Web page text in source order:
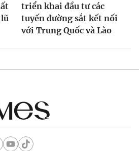
triển khai đầu tư các
tuyến đường sắt kết nối
với Trung Quốc và Lào